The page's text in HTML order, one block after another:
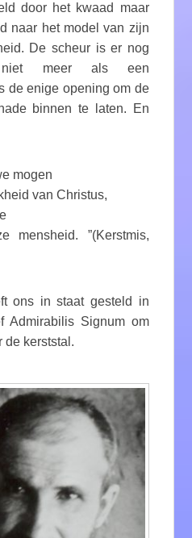
door het kwaad maar
naar het model van zijn
De scheur is er nog
niet meer als een
de enige opening om de
binnen te laten. En
mogen
van Christus,
”(Kerstmis,
ons in staat gesteld in
Admirabilis Signum om
de kerststal.